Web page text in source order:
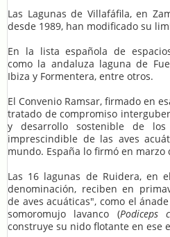
Las Lagunas de Villafáfila, en
desde 1989, han modificado su
En la lista española de
como la andaluza laguna de
Ibiza y Formentera, entre otros.
El Convenio Ramsar, firmado en
tratado de compromiso
y desarrollo sostenible de los
imprescindible de las aves
mundo. España lo firmó en marzo
Las 16 lagunas de Ruidera, en
denominación, reciben en
de aves acuáticas", como el
somoromujo lavanco (Podiceps
construye su nido flotante en ese